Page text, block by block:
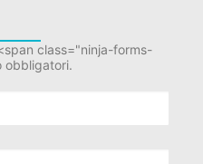
class="ninja-forms-
obbligatori.